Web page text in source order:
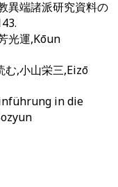
異端諸派研究資料の
光運,Kōun
む,小山栄三,Eizō
in die